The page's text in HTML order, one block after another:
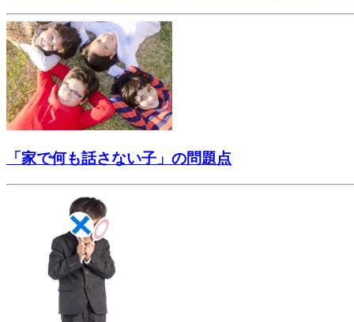
「家で何も話さない子」の問題点